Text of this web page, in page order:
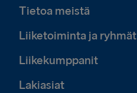
Tietoa meistä
Liiketoiminta ja ryhmät
Liikekumppanit
Lakiasiat